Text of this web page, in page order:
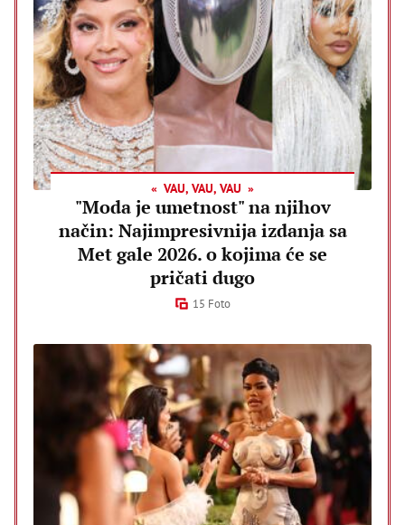
VAU, VAU, VAU
"Moda je umetnost" na njihov
način: Najimpresivnija izdanja sa
Met gale 2026. o kojima će se
pričati dugo
15 Foto